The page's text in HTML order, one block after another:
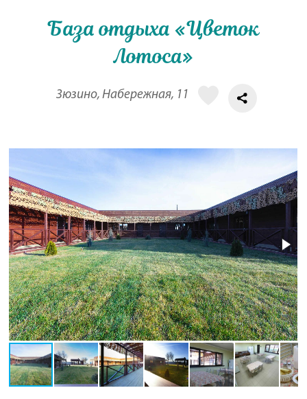
База отдыха «Цветок
Лотоса»
Зюзино, Набережная, 11